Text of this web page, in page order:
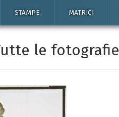
STAMPE MATRICI
le fotografie